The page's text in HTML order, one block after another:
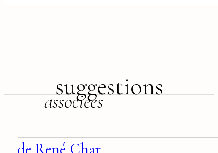
suggestions
associées
de René Char